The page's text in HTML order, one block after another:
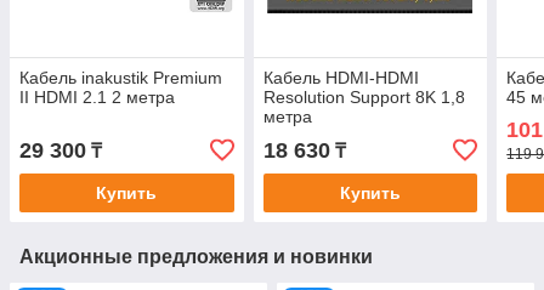
Кабель inakustik Premium
II HDMI 2.1 2 метра
29 300 ₸
Купить
Кабель HDMI-HDMI
Resolution Support 8K 1,8
метра
18 630₸
Купить
45
119
Акционные предложения и новинки